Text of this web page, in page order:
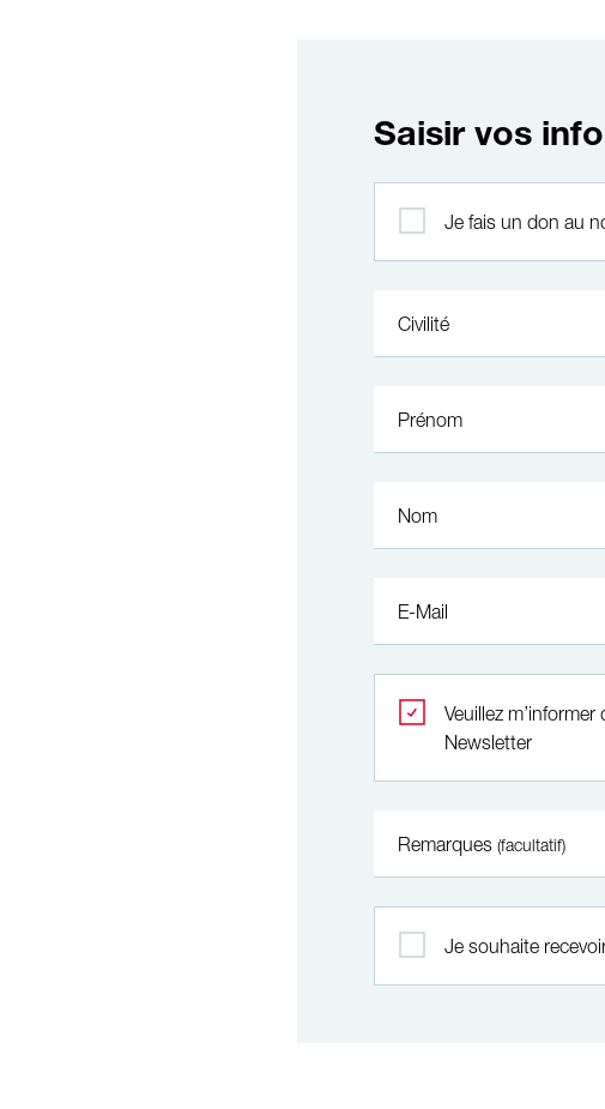
Saisir vos
Je fais un don au
Civilité
Prénom
Nom
E-Mail
Veuillez
Newsletter
Remarques (facultatif)
Je souhaite